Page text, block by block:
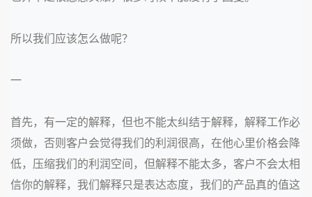
所以我们应该怎么做呢？
一
首先，有一定的解释，但也不能太纠结于解释，解释工作必
须做，否则客户会觉得我们的利润很高，在他心里价格会降
低，压缩我们的利润空间，但解释不能太多，客户不会太相
信你的解释，我们解释只是表达态度，我们的产品真的值这